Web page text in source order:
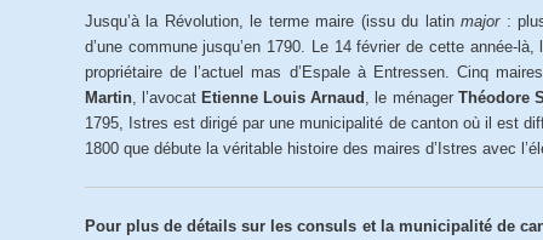
Jusqu’à la Révolution, le terme maire (issu du latinmajor: plus
d’une commune jusqu’en 1790. Le 14 février de cette année-
propriétaire de l’actuel mas d’Espale à Entressen. Cinq
Martin , l’avocatEtienne Louis Arnaud , le ménager Théodore
1795, Istres est dirigé par une municipalité de canton où il est
1800 que débute la véritable histoire des maires d’Istres avec
Pour plus de détails sur les consuls et la municipalité de